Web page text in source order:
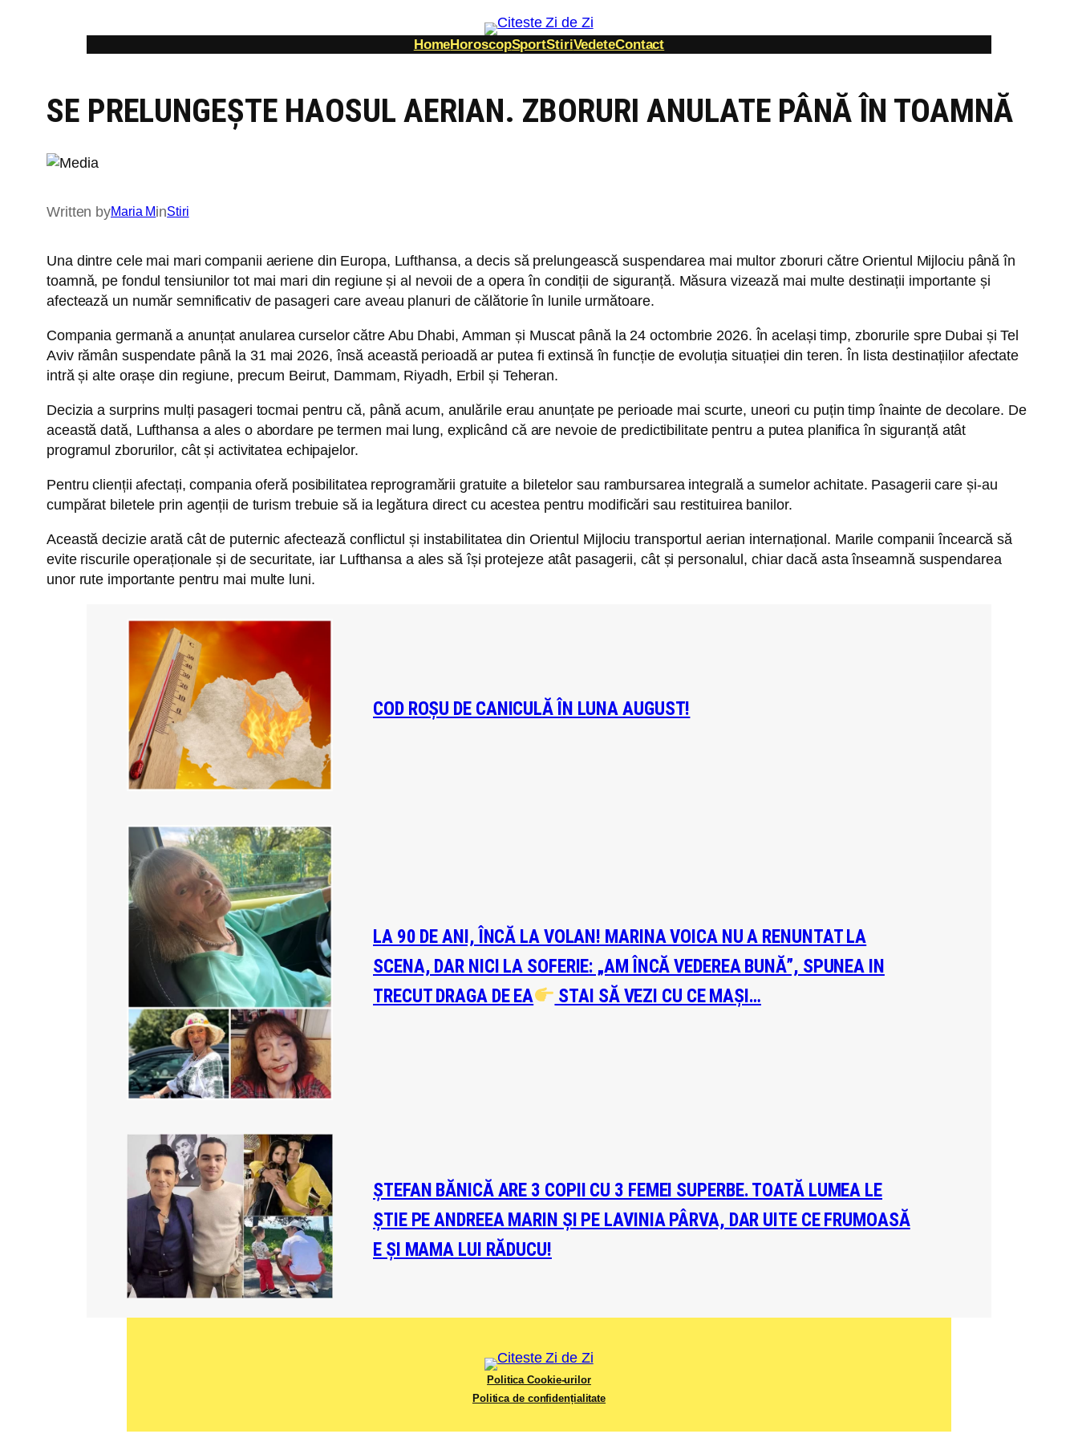
HomeHoroscopSportStiriVedeteContact
SE PRELUNGEȘTE HAOSUL AERIAN. ZBORURI ANULATE PÂNĂ ÎN TOAMNĂ
Written byMaria MinStiri
Una dintre cele mai mari companii aeriene din Europa, Lufthansa, a decis să prelungească suspendarea mai multor zboruri către Orientul Mijlociu până în
toamnă, pe fondul tensiunilor tot mai mari din regiune și al nevoii de a opera în condiții de siguranță. Măsura vizează mai multe destinații importante și
afectează un număr semnificativ de pasageri care aveau planuri de călătorie în lunile următoare.
Compania germană a anunțat anularea curselor către Abu Dhabi, Amman și Muscat până la 24 octombrie 2026. În același timp, zborurile spre Dubai și Tel
Aviv rămân suspendate până la 31 mai 2026, însă această perioadă ar putea fi extinsă în funcție de evoluția situației din teren. În lista destinațiilor afectate
intră și alte orașe din regiune, precum Beirut, Dammam, Riyadh, Erbil și Teheran.
Decizia a surprins mulți pasageri tocmai pentru că, până acum, anulările erau anunțate pe perioade mai scurte, uneori cu puțin timp înainte de decolare. De
această dată, Lufthansa a ales o abordare pe termen mai lung, explicând că are nevoie de predictibilitate pentru a putea planifica în siguranță atât
programul zborurilor, cât și activitatea echipajelor.
Pentru clienții afectați, compania oferă posibilitatea reprogramării gratuite a biletelor sau rambursarea integrală a sumelor achitate. Pasagerii care și-au
cumpărat biletele prin agenții de turism trebuie să ia legătura direct cu acestea pentru modificări sau restituirea banilor.
Această decizie arată cât de puternic afectează conflictul și instabilitatea din Orientul Mijlociu transportul aerian internațional. Marile companii încearcă să
evite riscurile operaționale și de securitate, iar Lufthansa a ales să își protejeze atât pasagerii, cât și personalul, chiar dacă asta înseamnă suspendarea
unor rute importante pentru mai multe luni.
COD ROȘU DE CANICULĂ ÎN LUNA AUGUST!
LA 90 DE ANI, ÎNCĂ LA VOLAN! MARINA VOICA NU A RENUNTAT LA
SCENA, DAR NICI LA SOFERIE: „AM ÎNCĂ VEDEREA BUNĂ”, SPUNEA IN
TRECUT DRAGA DE EA
STAI SĂ VEZI CU CE MAȘI…
ȘTEFAN BĂNICĂ ARE 3 COPII CU 3 FEMEI SUPERBE. TOATĂ LUMEA LE
ȘTIE PE ANDREEA MARIN ȘI PE LAVINIA PÂRVA, DAR UITE CE FRUMOASĂ
E ȘI MAMA LUI RĂDUCU!
Politica Cookie-urilor
Politica de confidențialitate